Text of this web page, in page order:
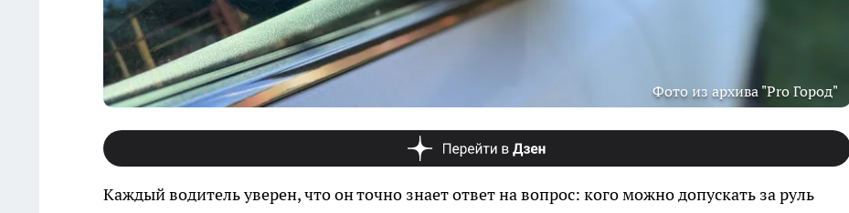
Фото из архива "Pro Город"
Каждый водитель уверен, что он точно знает ответ на вопрос: кого можно допускать за руль